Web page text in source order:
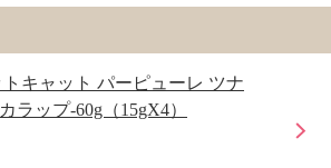
トキャット パーピューレ ツナ
ラップ-60g（15gX4）